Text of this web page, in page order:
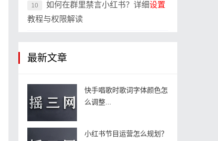
10 如何在群里禁言小红书？详细设置
教程与权限解读
最新文章
快手唱歌时歌词字体颜色怎
么调整...
小红书节目运营怎么规划？